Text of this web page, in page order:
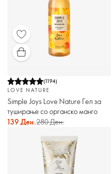
(1194)
LOVE NATURE
Simple Joys Love Nature Гел за
туширање со органско манго
139 Ден.280 Ден.